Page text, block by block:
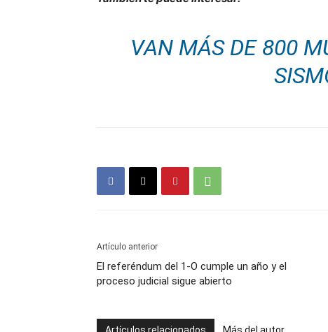
VAN MÁS DE 800
Artículo anterior
El referéndum del 1-O cumple un año y el
proceso judicial sigue abierto